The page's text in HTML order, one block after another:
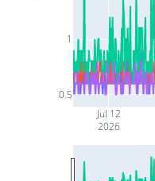
Jul 12
2026
0.5
1